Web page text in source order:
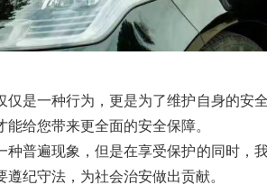
仅是一种行为，更是为了维护自身的安
给您带来更全面的安全保障。
种普遍现象，但是在享受保护的同时，
纪守法，为社会治安做出贡献。